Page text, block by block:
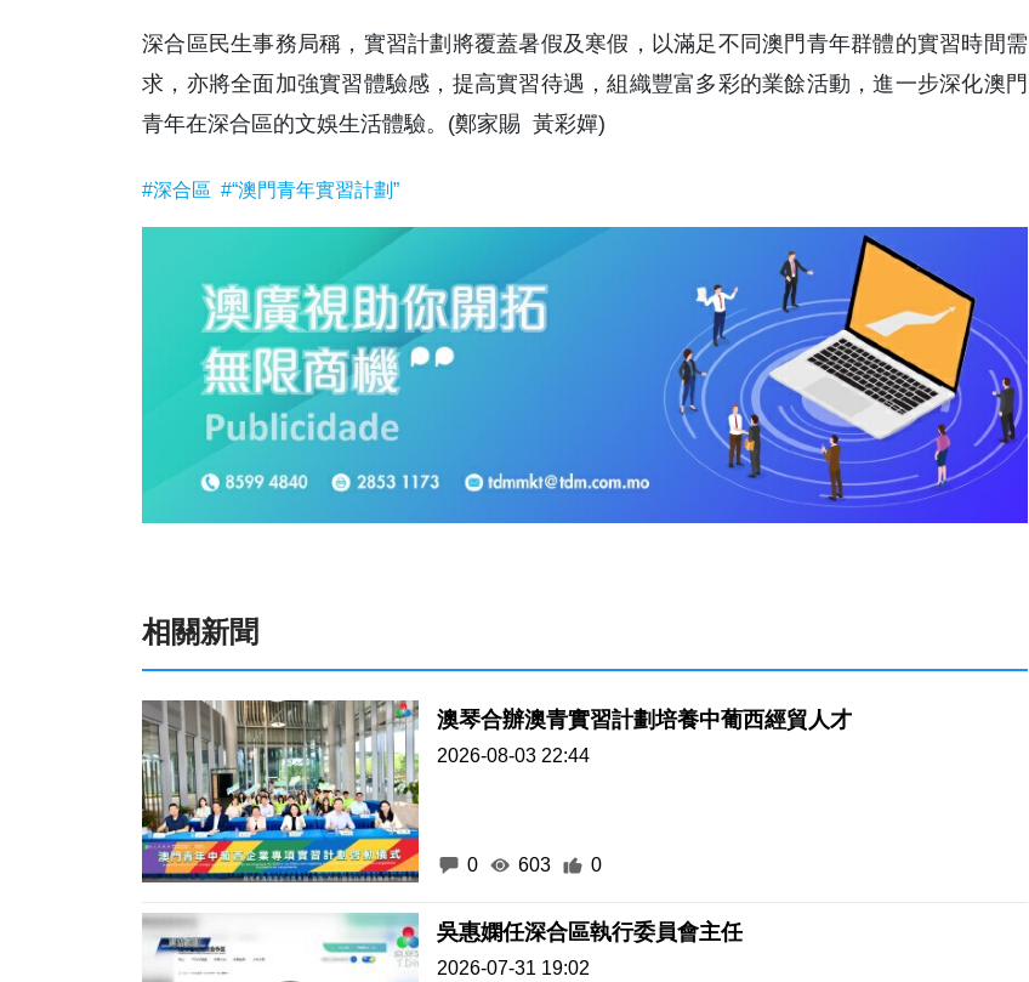
深合區民生事務局稱，實習計劃將覆蓋暑假及寒假，以滿足不同澳門青年群體的實習時間需
求，亦將全面加強實習體驗感，提高實習待遇，組織豐富多彩的業餘活動，進一步深化澳門
青年在深合區的文娛生活體驗。(鄭家賜 黃彩嬋)
#深合區 #“澳門青年實習計劃”
相關新聞
澳琴合辦澳青實習計劃培養中葡西經貿人才
2026-08-03 22:44
0 603 0
吳惠嫻任深合區執行委員會主任
2026-07-31 19:02